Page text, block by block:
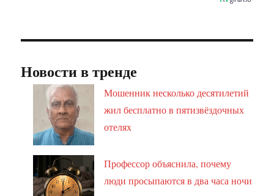
Новости в тренде
Мошенник несколько десятилетий
жил бесплатно в пятизвёздочных
отелях
Профессор объяснила, почему
люди просыпаются в два часа ночи